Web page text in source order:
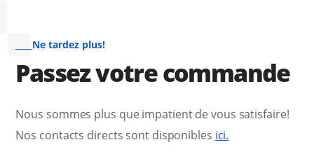
____Ne tardez plus!
Passez votre commande
Nous sommes plus que impatient de vous satisfaire!
Nos contacts directs sont disponibles ici.